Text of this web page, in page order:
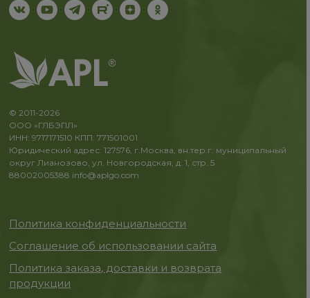
© 2011-2026
ООО «ГЛБЭПЛ»
ИНН: 9717171510 КПП: 771501001
Юридический адрес: 127576, г.Москва, вн.тер.г. муниципальный
округ Лианозово, ул. Новгородская, д. 1, стр. 5
88002005388 info@aplgo.com
Политика конфиденциальности
Соглашение об использовании сайта
Политика заказа, доставки и возврата
продукции